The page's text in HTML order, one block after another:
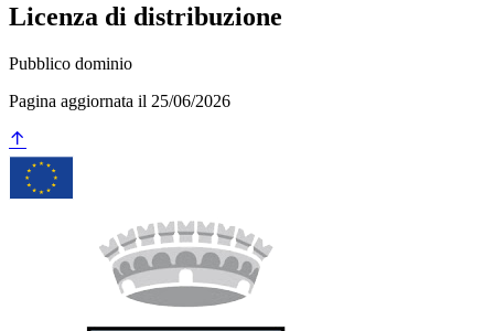
Licenza di distribuzione
Pubblico dominio
Pagina aggiornata il 25/06/2026